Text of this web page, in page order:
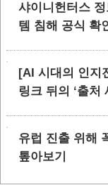
샤이니헌터스
템 침해 공식 확
[AI 시대의 인지
링크 뒤의 ‘출처
유럽 진출 위해
톺아보기